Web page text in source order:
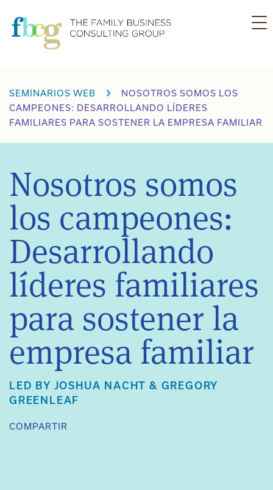
contenido
SEMINARIOS WEB
NOSOTROS SOMOS LOS
CAMPEONES: DESARROLLANDO LÍDERES
FAMILIARES PARA SOSTENER LA EMPRESA FAMILIAR
Nosotros somos
los campeones:
Desarrollando
líderes familiares
para sostener la
empresa familiar
LED BY JOSHUA NACHT & GREGORY
GREENLEAF
COMPARTIR